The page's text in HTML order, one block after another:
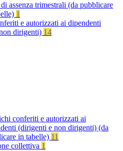
assenza trimestrali (da pubblicare
1
e autorizzati ai dipendenti
dirigenti) 14
conferiti e autorizzati ai
(dirigenti e non dirigenti) (da
in tabelle) 11
collettiva 1